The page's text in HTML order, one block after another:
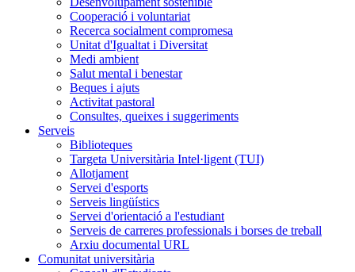
Cooperació i voluntariat
Recerca socialment compromesa
Unitat d'Igualtat i Diversitat
Medi ambient
Salut mental i benestar
Beques i ajuts
Activitat pastoral
Consultes, queixes i suggeriments
Serveis
Biblioteques
Targeta Universitària Intel·ligent (TUI)
Allotjament
Servei d'esports
Serveis lingüístics
Servei d'orientació a l'estudiant
Serveis de carreres professionals i borses de treball
Arxiu documental URL
Comunitat universitària